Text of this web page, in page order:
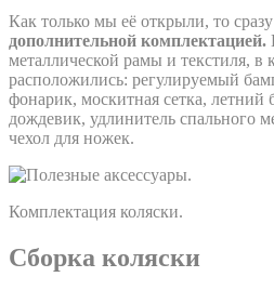
Как только мы её открыли, то сразу
дополнительной комплектацией.
металлической рамы и текстиля, в
расположились: регулируемый
фонарик, москитная сетка, летний
дождевик, удлинитель спального
чехол для ножек.
Комплектация коляски.
Сборка коляски